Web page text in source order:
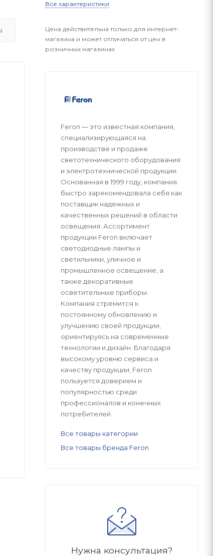
Все характеристики
Цена действительна только для интернет-
магазина и может отличаться от цен в
розничных магазинах
Feron — это известная компания,
специализирующаяся на
производстве и продаже
светотехнического оборудования
и электротехнической продукции.
Основанная в 1999 году, компания
быстро зарекомендовала себя как
поставщик надежных и
качественных решений в области
освещения. Ассортимент
продукции Feron включает
светодиодные лампы и
светильники, уличное и
промышленное освещение, а
также декоративные
осветительные приборы.
Компания стремится к
постоянному обновлению и
улучшению своей продукции,
ориентируясь на современные
технологии и дизайн. Благодаря
высокому уровню сервиса и
качеству продукции, Feron
пользуется доверием и
популярностью среди
профессионалов и конечных
потребителей.
Все товары категории
Все товары бренда Feron
Нужна консультация?